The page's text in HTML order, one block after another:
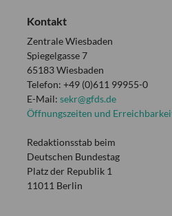
Kontakt
Zentrale Wiesbaden
Spiegelgasse 7
65183 Wiesbaden
Telefon: +49 (0)611 99955-0
E-Mail: sekr@gfds.de
Öffnungszeiten und
Redaktionsstab beim
Deutschen Bundestag
Platz der Republik 1
11011 Berlin